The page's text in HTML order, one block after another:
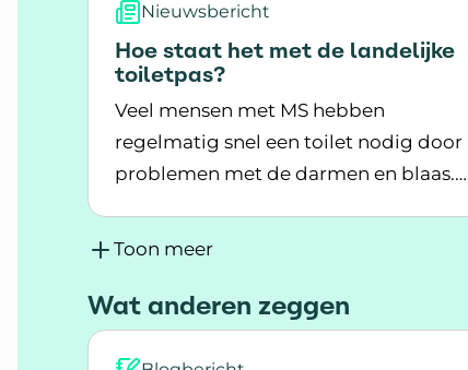
Nieuwsbericht
Hoe staat het met de landelijke
toiletpas?
Veel mensen met MS hebben
regelmatig snel een toilet nodig door
problemen met de darmen en blaas.
Nederlanders. Maar 1 officiële
Binnenkort gaat dat waarschijnlijk
veranderen.
Lees meer over Hoe staat het met de
Toon meer
Wat anderen zeggen